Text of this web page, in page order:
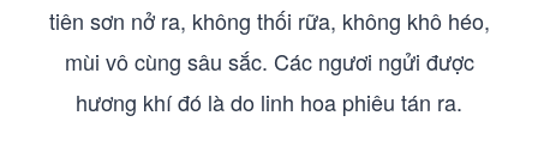
tiên sơn nở ra, không thối rữa, không khô héo,
mùi vô cùng sâu sắc. Các ngươi ngửi được
hương khí đó là do linh hoa phiêu tán ra.